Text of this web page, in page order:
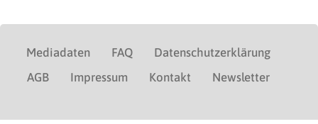
Mediadaten FAQ
Datenschutzerklärung
AGB
Impressum Kontakt Newsletter